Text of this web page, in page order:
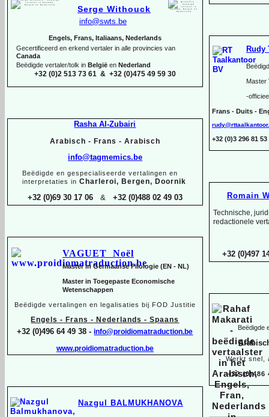
Rudy
Master
-
Frans - Duits -
+32 (0)3 296 81
Romain
Technische,
redactionele
+32 (0)497
Beëdigde
Werkt snel,
+32 (0)486
Serge Withouck
info@swts.be
Engels, Frans, Italiaans, Nederlands
Gecertificeerd en erkend vertaler in alle provincies van
Canada
Beëdigde vertaler/tolk in België en Nederland
+32 (0)2 513 73 61 & +32 (0)475 49 59 30
Rasha Al-Zubairi
Arabisch - Frans - Arabisch
info@tagmemics.be
Beëdigde en gespecialiseerde vertalingen en
interpretaties in Charleroi, Bergen, Doornik
+32 (0)69 30 17 06 & +32 (0)488 02 49 03
VAGUET Noël
Master in Germaanse Filologie (EN - NL)
Master in Toegepaste Economische
Wetenschappen
Beëdigde vertalingen en legalisaties bij FOD Justitie
Engels - Frans - Nederlands - Spaans
+32 (0)496 64 49 38 - info@proidiomatraduction.be
www.proidiomatraduction.be
Nazgul BALMUKHANOVA